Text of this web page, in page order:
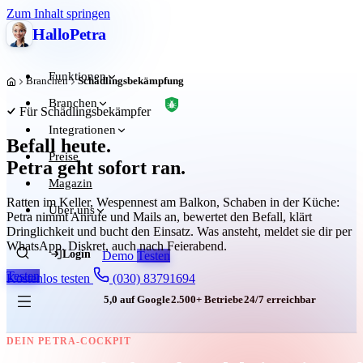
Zum Inhalt springen
HalloPetra
Funktionen
Branchen
Integrationen
Preise
Magazin
Über uns
Login Demo Testen
Testen
Start Branchen Schädlingsbekämpfung
Für Schädlingsbekämpfer
Befall heute.
Petra geht sofort ran.
Ratten im Keller, Wespennest am Balkon, Schaben in der Küche:
Petra nimmt Anrufe und Mails an, bewertet den Befall, klärt
Dringlichkeit und bucht den Einsatz. Was ansteht, meldet sie dir per
WhatsApp. Diskret, auch nach Feierabend.
Kostenlos testen (030) 83791694
5,0 auf Google2.500+ Betriebe24/7 erreichbar
DEIN PETRA-COCKPIT